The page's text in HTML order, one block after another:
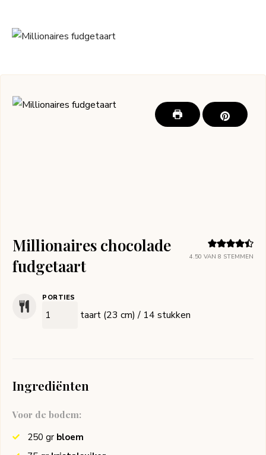
4.50 VAN 8 STEMMEN
Millionaires chocolade
fudgetaart
PORTIES
taart (23 cm) / 14 stukken
Ingrediënten
Voor de bodem:
250 gr bloem